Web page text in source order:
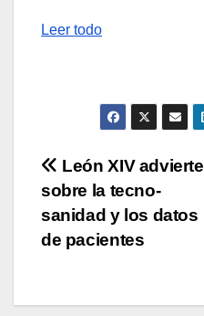
Leer todo
Navegación
de
entradas
León XIV advierte
sobre la tecno-
sanidad y los datos
de pacientes